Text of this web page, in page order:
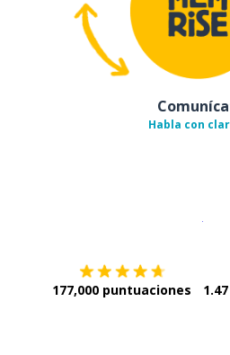
Habla con
177,000 puntuaciones